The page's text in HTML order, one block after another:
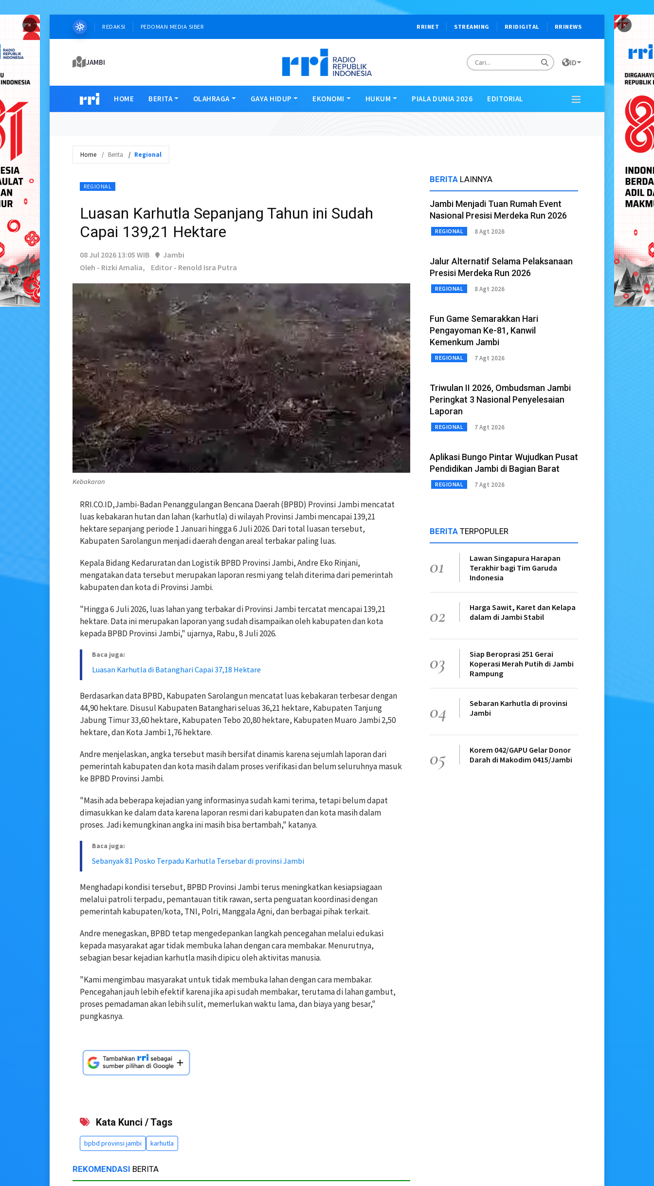
× ×
REDAKSI PEDOMAN MEDIA SIBER RRINET STREAMING RRIDIGITAL RRINEWS
JAMBI ID
HOME BERITA OLAHRAGA GAYA HIDUP EKONOMI HUKUM PIALA DUNIA 2026 EDITORIAL
Home Berita Regional
REGIONAL
Luasan Karhutla Sepanjang Tahun ini Sudah
Capai 139,21 Hektare
08 Jul 2026 13:05 WIB
Jambi
Oleh - Rizki Amalia,
Editor - Renold Isra Putra
Kebakaran
RRI.CO.ID,Jambi-Badan Penanggulangan Bencana Daerah (BPBD) Provinsi Jambi mencatat
luas kebakaran hutan dan lahan (karhutla) di wilayah Provinsi Jambi mencapai 139,21
hektare sepanjang periode 1 Januari hingga 6 Juli 2026. Dari total luasan tersebut,
Kabupaten Sarolangun menjadi daerah dengan areal terbakar paling luas.
Kepala Bidang Kedaruratan dan Logistik BPBD Provinsi Jambi, Andre Eko Rinjani,
mengatakan data tersebut merupakan laporan resmi yang telah diterima dari pemerintah
kabupaten dan kota di Provinsi Jambi.
"Hingga 6 Juli 2026, luas lahan yang terbakar di Provinsi Jambi tercatat mencapai 139,21
hektare. Data ini merupakan laporan yang sudah disampaikan oleh kabupaten dan kota
kepada BPBD Provinsi Jambi," ujarnya, Rabu, 8 Juli 2026.
Baca juga:
Luasan Karhutla di Batanghari Capai 37,18 Hektare
Berdasarkan data BPBD, Kabupaten Sarolangun mencatat luas kebakaran terbesar dengan
44,90 hektare. Disusul Kabupaten Batanghari seluas 36,21 hektare, Kabupaten Tanjung
Jabung Timur 33,60 hektare, Kabupaten Tebo 20,80 hektare, Kabupaten Muaro Jambi 2,50
hektare, dan Kota Jambi 1,76 hektare.
Andre menjelaskan, angka tersebut masih bersifat dinamis karena sejumlah laporan dari
pemerintah kabupaten dan kota masih dalam proses verifikasi dan belum seluruhnya masuk
ke BPBD Provinsi Jambi.
"Masih ada beberapa kejadian yang informasinya sudah kami terima, tetapi belum dapat
dimasukkan ke dalam data karena laporan resmi dari kabupaten dan kota masih dalam
proses. Jadi kemungkinan angka ini masih bisa bertambah," katanya.
Baca juga:
Sebanyak 81 Posko Terpadu Karhutla Tersebar di provinsi Jambi
Menghadapi kondisi tersebut, BPBD Provinsi Jambi terus meningkatkan kesiapsiagaan
melalui patroli terpadu, pemantauan titik rawan, serta penguatan koordinasi dengan
pemerintah kabupaten/kota, TNI, Polri, Manggala Agni, dan berbagai pihak terkait.
Andre menegaskan, BPBD tetap mengedepankan langkah pencegahan melalui edukasi
kepada masyarakat agar tidak membuka lahan dengan cara membakar. Menurutnya,
sebagian besar kejadian karhutla masih dipicu oleh aktivitas manusia.
"Kami mengimbau masyarakat untuk tidak membuka lahan dengan cara membakar.
Pencegahan jauh lebih efektif karena jika api sudah membakar, terutama di lahan gambut,
proses pemadaman akan lebih sulit, memerlukan waktu lama, dan biaya yang besar,"
pungkasnya.
Kata Kunci / Tags
bpbd provinsi jambi karhutla
REKOMENDASI BERITA
BERITA LAINNYA
Jambi Menjadi Tuan Rumah Event
Nasional Presisi Merdeka Run 2026
REGIONAL 8 Agt 2026
Jalur Alternatif Selama Pelaksanaan
Presisi Merdeka Run 2026
REGIONAL 8 Agt 2026
Fun Game Semarakkan Hari
Pengayoman Ke-81, Kanwil
Kemenkum Jambi
REGIONAL 7 Agt 2026
Triwulan II 2026, Ombudsman Jambi
Peringkat 3 Nasional Penyelesaian
Laporan
REGIONAL 7 Agt 2026
Aplikasi Bungo Pintar Wujudkan Pusat
Pendidikan Jambi di Bagian Barat
REGIONAL 7 Agt 2026
BERITA TERPOPULER
01
Lawan Singapura Harapan
Terakhir bagi Tim Garuda
Indonesia
02
Harga Sawit, Karet dan Kelapa
dalam di Jambi Stabil
03
Siap Beroprasi 251 Gerai
Koperasi Merah Putih di Jambi
Rampung
04
Sebaran Karhutla di provinsi
Jambi
05
Korem 042/GAPU Gelar Donor
Darah di Makodim 0415/Jambi